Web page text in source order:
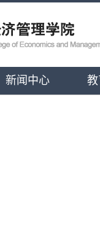
新闻中心